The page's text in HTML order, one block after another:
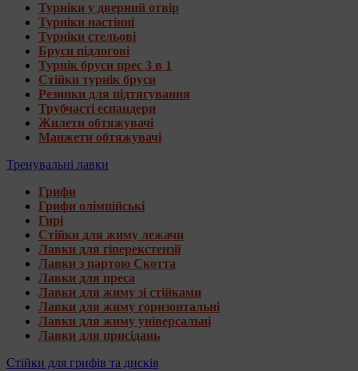
Турніки у дверний отвір
Турніки настінні
Турніки стельові
Бруси підлогові
Турнік бруси прес 3 в 1
Стійки турнік бруси
Резинки для підтягування
Трубчасті еспандери
Жилети обтяжувачі
Манжети обтяжувачі
Тренувальні лавки
Грифи
Грифи олімпійські
Гирі
Стійки для жиму лежачи
Лавки для гіперекстензії
Лавки з партою Скотта
Лавки для преса
Лавки для жиму зі стійками
Лавки для жиму горизонтальні
Лавки для жиму універсальні
Лавки для присідань
Стійки для грифів та дисків